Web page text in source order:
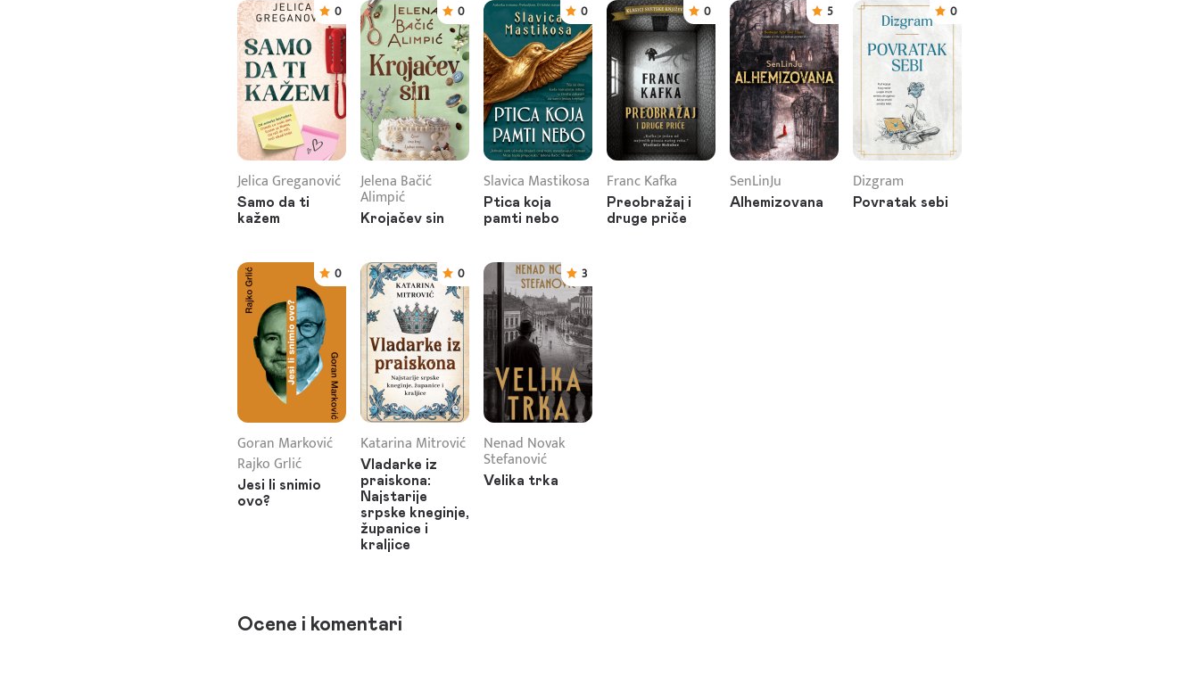
0
Jelica Greganović
Samo da ti
kažem
0
Jelena Bačić
Alimpić
Krojačev sin
0
Slavica Mastikosa
Ptica koja
pamti nebo
0
Franc Kafka
Preobražaj i
druge priče
5
SenLinJu
Alhemizovana
0
Dizgram
Povratak sebi
0
Goran Marković
Rajko Grlić
Jesi li snimio
ovo?
0
Katarina Mitrović
Vladarke iz
praiskona:
Najstarije
srpske kneginje,
županice i
kraljice
3
Nenad Novak
Stefanović
Velika trka
Ocene i komentari